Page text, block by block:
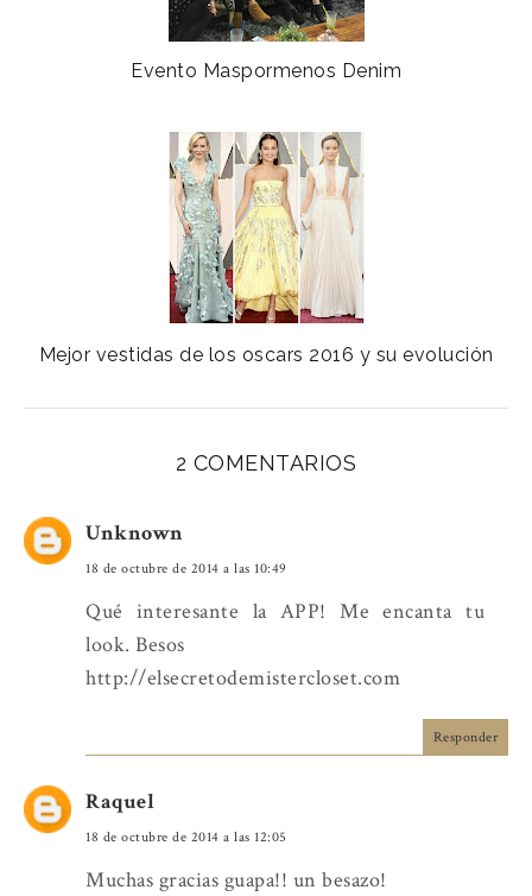
Evento Maspormenos Denim
Mejor vestidas de los oscars 2016 y su evolución
2 COMENTARIOS
Unknown
18 de octubre de 2014 a las 10:49
Qué interesante la APP! Me encanta tu
look. Besos
http://elsecretodemistercloset.com
Responder
Raquel
18 de octubre de 2014 a las 12:05
Muchas gracias guapa!! un besazo!